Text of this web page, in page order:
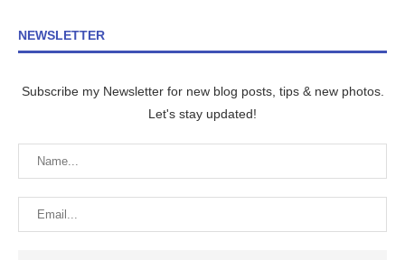
NEWSLETTER
Subscribe my Newsletter for new blog posts, tips & new photos.
Let's stay updated!